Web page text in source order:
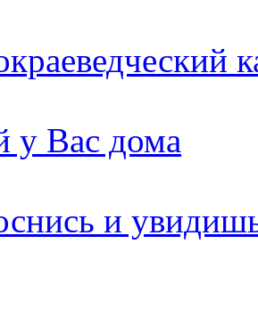
у Вас дома
и